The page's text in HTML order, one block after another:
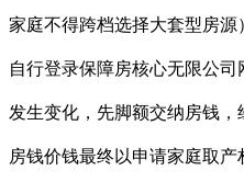
家庭不得跨档选择大套型房
自行登录保障房核心无限公
发生变化，先脚额交纳房钱
房钱价钱最终以申请家庭取